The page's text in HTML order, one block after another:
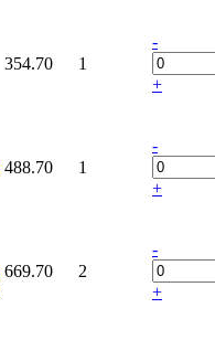
354.70 1
-
+
488.70 1
-
+
669.70 2
-
+